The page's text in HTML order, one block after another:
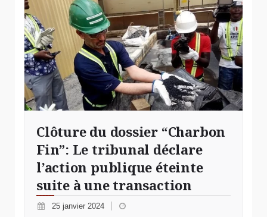
Clôture du dossier “Charbon
Fin”: Le tribunal déclare
l’action publique éteinte
suite à une transaction
25 janvier 2024